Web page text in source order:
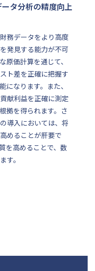
タ分析の精度向上
務データをより高度
発見する能力が不可
原価計算を通じて、
ト差を正確に把握す
になります。また、
献利益を正確に測定
拠を得られます。さ
導入においては、将
めることが肝要で
を高めることで、数
す。